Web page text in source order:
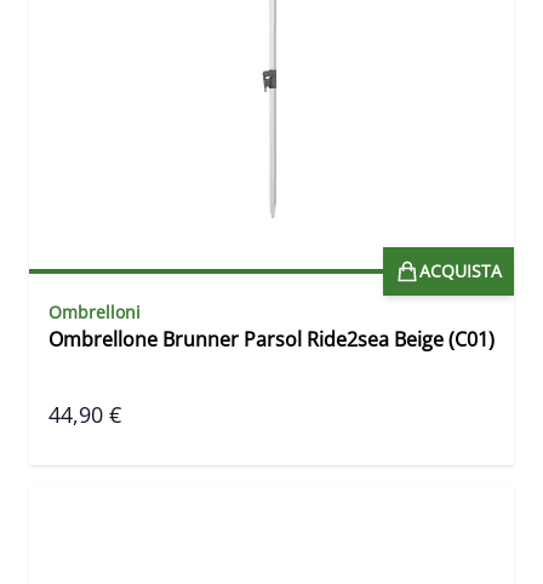
ACQUISTA
Ombrelloni
Ombrellone Brunner Parsol Ride2sea Beige (C01)
44,90 €